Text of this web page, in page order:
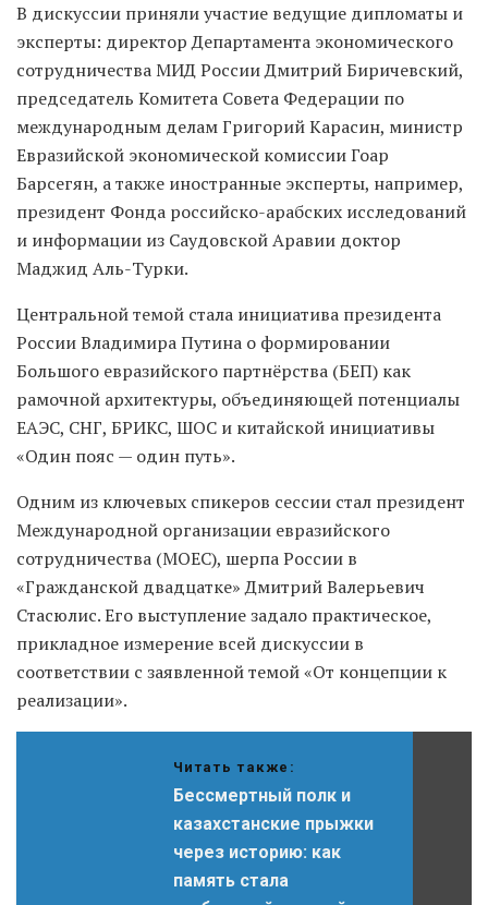
В дискуссии приняли участие ведущие дипломаты и
эксперты: директор Департамента экономического
сотрудничества МИД России Дмитрий Биричевский,
председатель Комитета Совета Федерации по
международным делам Григорий Карасин, министр
Евразийской экономической комиссии Гоар
Барсегян, а также иностранные эксперты, например,
президент Фонда российско-арабских исследований
и информации из Саудовской Аравии доктор
Маджид Аль-Турки.
Центральной темой стала инициатива президента
России Владимира Путина о формировании
Большого евразийского партнёрства (БЕП) как
рамочной архитектуры, объединяющей потенциалы
ЕАЭС, СНГ, БРИКС, ШОС и китайской инициативы
«Один пояс — один путь».
Одним из ключевых спикеров сессии стал президент
Международной организации евразийского
сотрудничества (МОЕС), шерпа России в
«Гражданской двадцатке» Дмитрий Валерьевич
Стасюлис. Его выступление задало практическое,
прикладное измерение всей дискуссии в
соответствии с заявленной темой «От концепции к
реализации».
Читать также:
Бессмертный полк и
казахстанские прыжки
через историю: как
память стала